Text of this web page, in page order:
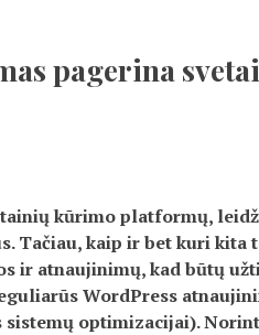
pagerina
kūrimo platformų,
Tačiau, kaip ir bet kuri kita
ir atnaujinimų, kad būtų
WordPress
sistemų optimizacijai).